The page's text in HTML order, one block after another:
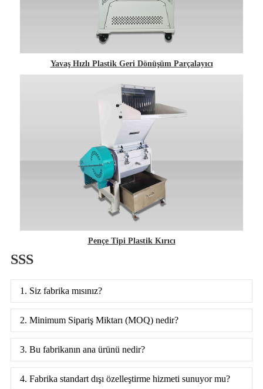
Yavaş Hızlı Plastik Geri Dönüşüm Parçalayıcı
Pençe Tipi Plastik Kırıcı
SSS
1. Siz fabrika mısınız?
2. Minimum Sipariş Miktarı (MOQ) nedir?
3. Bu fabrikanın ana ürünü nedir?
4. Fabrika standart dışı özelleştirme hizmeti sunuyor mu?